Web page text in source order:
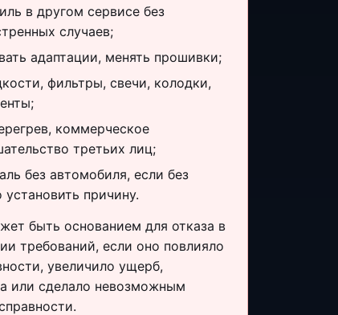
в другом сервисе без
случаев;
адаптации, менять прошивки;
фильтры, свечи, колодки,
коммерческое
третьих лиц;
без автомобиля, если без
причину.
быть основанием для отказа в
требований, если оно повлияло
увеличило ущерб,
или сделало невозможным